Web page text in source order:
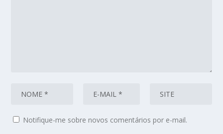
Notifique-me sobre novos comentários por e-mail.